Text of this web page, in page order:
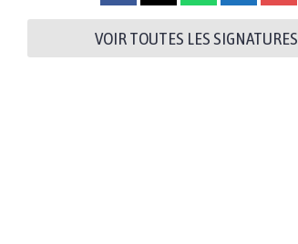
VOIR TOUTES LES SIGNATURES